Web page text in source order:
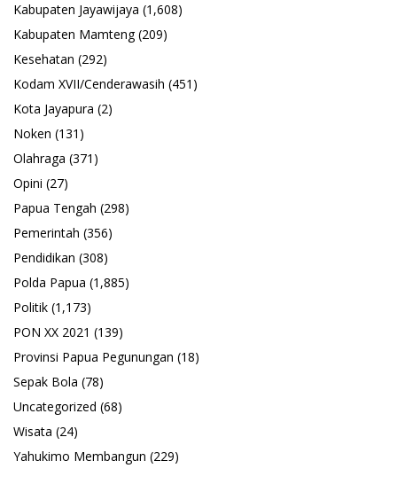
Kabupaten Jayawijaya (1,608)
Kabupaten Mamteng(209)
Kesehatan (292)
Kodam XVII/Cenderawasih (451)
Kota Jayapura (2)
Noken (131)
Olahraga (371)
Opini (27)
Papua Tengah (298)
Pemerintah (356)
Pendidikan (308)
Polda Papua (1,885)
Politik (1,173)
PON XX 2021 (139)
Provinsi Papua Pegunungan (18)
Sepak Bola (78)
Uncategorized (68)
Wisata (24)
Yahukimo Membangun (229)